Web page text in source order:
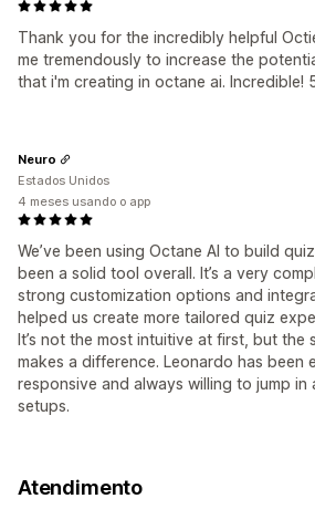
Thank you for the incredibly helpful
me tremendously to increase the
that i'm creating in octane ai. Incredible!
We’ve been using Octane AI to build
been a solid tool overall. It’s a very
strong customization options and
helped us create more tailored quiz
It’s not the most intuitive at first, but the
makes a difference. Leonardo has been
responsive and always willing to jump in
setups.
Neuro
Estados Unidos
4 meses usando o app
Atendimento